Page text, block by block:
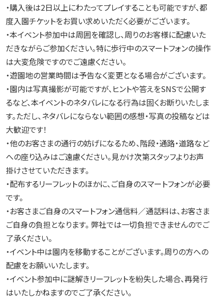
・購入後は2日以上にわたってプレイすることも可能ですが、都
度入園チケットをお買い求めいただく必要がございます。
・本イベント参加中は周囲を確認し、周りのお客様に配慮いた
だきながらご参加ください。特に歩行中のスマートフォンの操作
は大変危険ですのでご遠慮ください。
・遊園地の営業時間は予告なく変更となる場合がございます。
・園内は写真撮影が可能ですが、ヒントや答えをSNSで公開す
るなど、本イベントのネタバレになる行為は固くお断りいたしま
す。ただし、ネタバレにならない範囲の感想・写真の投稿などは
大歓迎です！
・他のお客さまの通行の妨げになるため、階段・通路・道路など
への座り込みはご遠慮ください。見かけ次第スタッフよりお声
掛けさせていただきます。
・配布するリーフレットのほかに、ご自身のスマートフォンが必要
です。
・お客さまご自身のスマートフォン通信料／通話料は、お客さま
ご自身の負担となります。 弊社では一切負担できませんのでご
了承ください。
・イベント中は園内を移動することがございます。周りの方への
配慮をお願いいたします。
・イベント参加中に謎解きリーフレットを紛失した場合、再発行
はいたしかねますのでご了承ください。